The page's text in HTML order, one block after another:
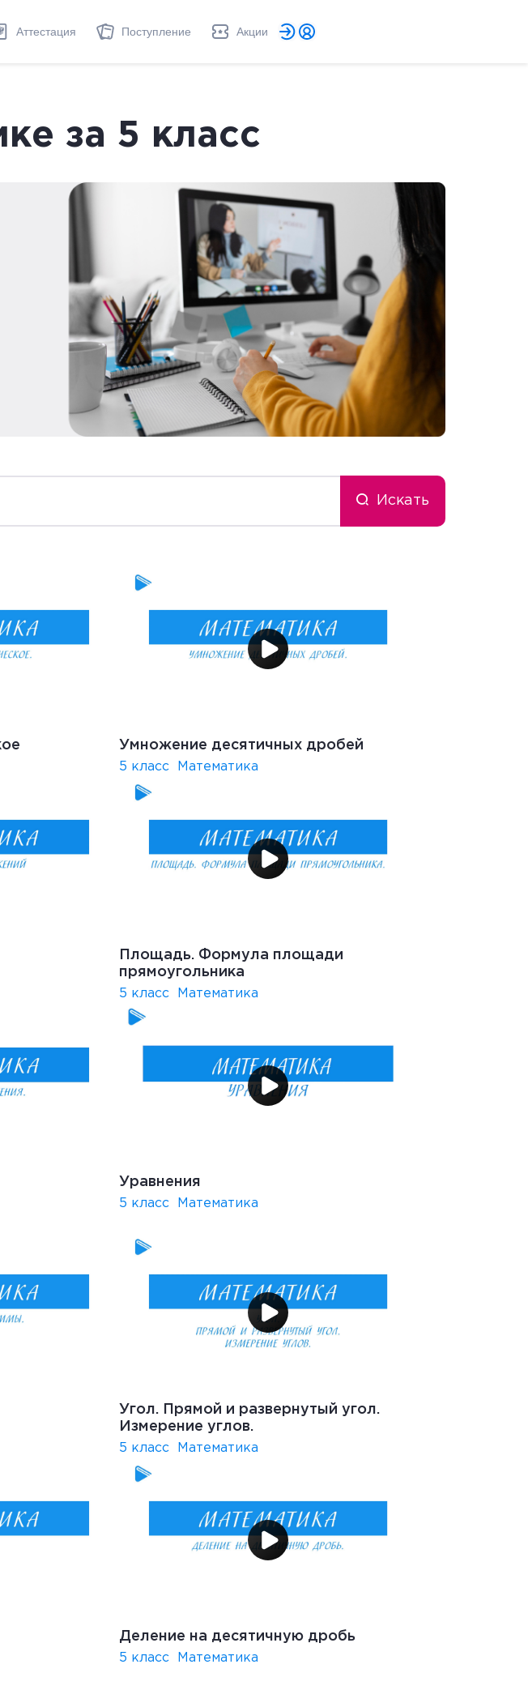
Аттестация Поступление Акции
за 5 класс
Искать
Умножение десятичных дробей
5 класс Математика
Площадь. Формула площади
прямоугольника
5 класс Математика
Уравнения
5 класс Математика
Угол. Прямой и развернутый угол.
Измерение углов.
5 класс Математика
Деление на десятичную дробь
5 класс Математика